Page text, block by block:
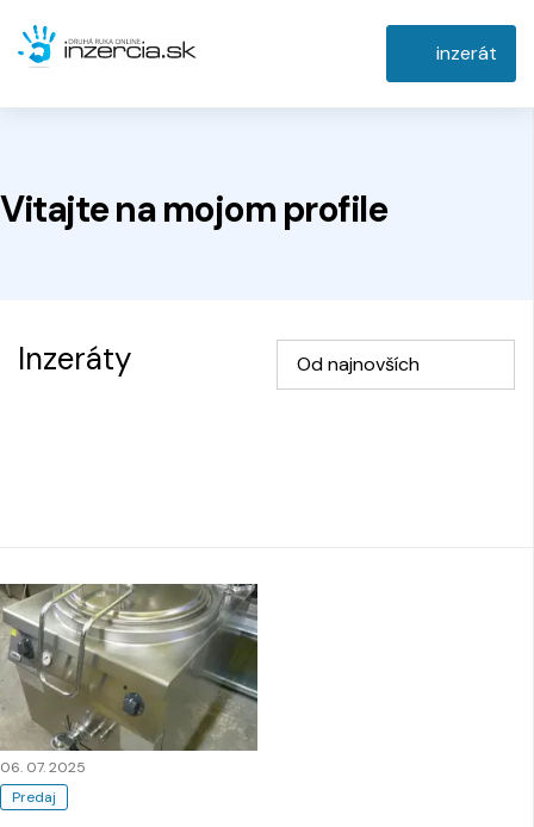
inzerát
Vitajte na mojom profile
Inzeráty Od najnovších
Predaj
06. 07. 2025